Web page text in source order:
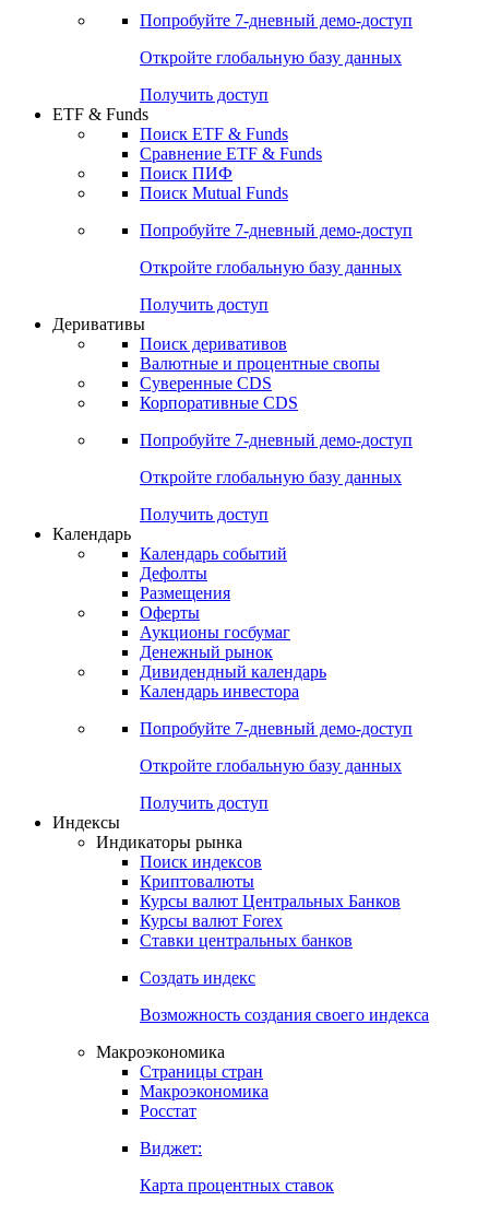
Попробуйте 7-дневный демо-доступ
Откройте глобальную базу данных
Получить доступ
ETF & Funds
Поиск ETF & Funds
Сравнение ETF & Funds
Поиск ПИФ
Поиск Mutual Funds
Попробуйте 7-дневный демо-доступ
Откройте глобальную базу данных
Получить доступ
Деривативы
Поиск деривативов
Валютные и процентные свопы
Суверенные CDS
Корпоративные CDS
Попробуйте 7-дневный демо-доступ
Откройте глобальную базу данных
Получить доступ
Календарь
Календарь событий
Дефолты
Размещения
Оферты
Аукционы госбумаг
Денежный рынок
Дивидендный календарь
Календарь инвестора
Попробуйте 7-дневный демо-доступ
Откройте глобальную базу данных
Получить доступ
Индексы
Индикаторы рынка
Поиск индексов
Криптовалюты
Курсы валют Центральных Банков
Курсы валют Forex
Ставки центральных банков
Создать индекс
Возможность создания своего индекса
Макроэкономика
Страницы стран
Макроэкономика
Росстат
Виджет:
Карта процентных ставок